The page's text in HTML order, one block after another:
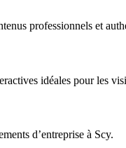
professionnels et
idéales pour les
d’entreprise à Scy.